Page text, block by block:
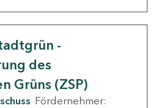
-
des
Grüns (ZSP)
Fördernehmer: